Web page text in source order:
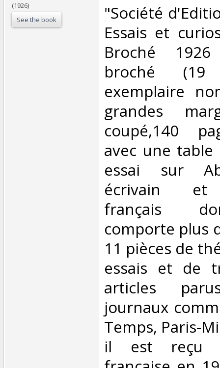
(1926)
See the book
‎"Société
Essais et
Broché
broché
exemplaire
grandes
coupé,140
avec une
essai sur
écrivain et
français
comporte plus
11 pièces de
essais et de
articles
journaux
Temps, Paris-
il est reçu à